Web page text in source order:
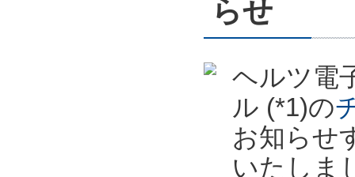
らせ
ヘルツ電
ル (*1)の
お知らせ
いたしま